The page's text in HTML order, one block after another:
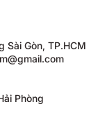
Sài Gòn, TP.HCM
Phòng